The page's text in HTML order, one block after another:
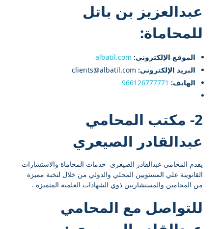
عبدالعزيز بن باتل
للمحاماة:
الموقع الإلكتروني: albatil.com
البريد الإلكتروني:
الهاتف: 966126777771
2- مكتب المحامي
عبدالقادر الصيعري
يقدم المحامي عبدالقادر الصيعري خدمات المحاماة والاستشارات
القانوينة علي المستويين المحلي والدولي من خلال لنخبة مميزة
من المحامين والمستشاريين ذوي الشهادات العلمية المتميزة .
للتواصل مع المحامي